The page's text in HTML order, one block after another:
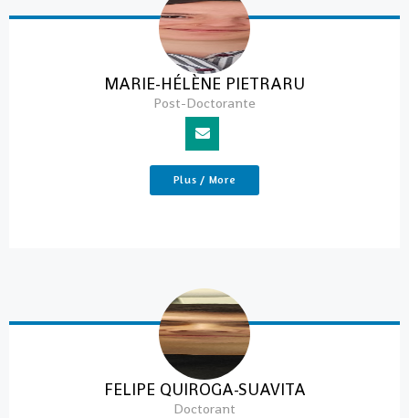
MARIE-HÉLÈNE PIETRARU
Post-Doctorante
Plus / More
FELIPE QUIROGA-SUAVITA
Doctorant